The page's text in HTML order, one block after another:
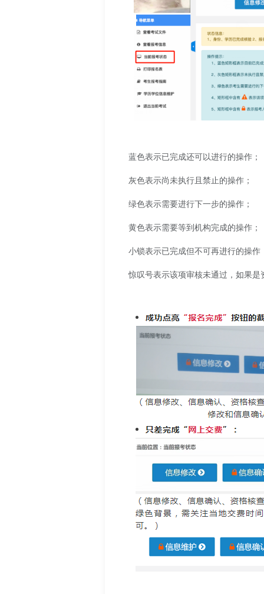
蓝色表示已完成还可以进行的操作；
灰色表示尚未执行且禁止的操作；
绿色表示需要进行下一步的操作；
黄色表示需要等到机构完成的操作；
小锁表示已完成但不可再进行的操作
惊叹号表示该项审核未通过，如果